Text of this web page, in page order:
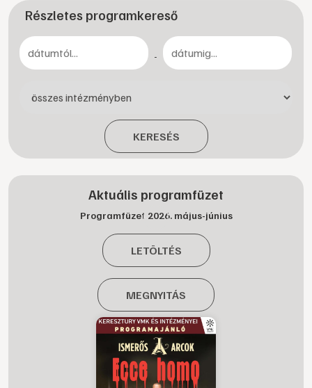
Részletes programkereső
-
KERESÉS
Aktuális programfüzet
Programfüzet 2026. május-június
LETÖLTÉS
MEGNYITÁS